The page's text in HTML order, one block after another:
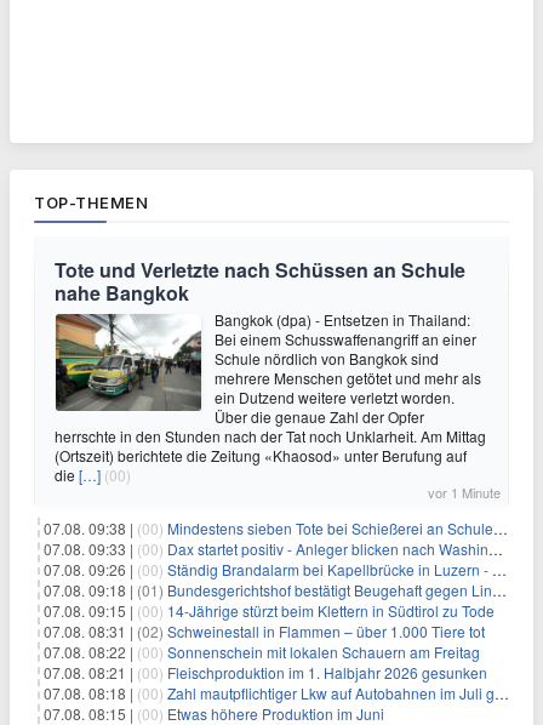
TOP-THEMEN
Tote und Verletzte nach Schüssen an Schule
nahe Bangkok
Bangkok (dpa) - Entsetzen in Thailand:
Bei einem Schusswaffenangriff an einer
Schule nördlich von Bangkok sind
mehrere Menschen getötet und mehr als
ein Dutzend weitere verletzt worden.
Über die genaue Zahl der Opfer
herrschte in den Stunden nach der Tat noch Unklarheit. Am Mittag
(Ortszeit) berichtete die Zeitung «Khaosod» unter Berufung auf
die […] (00)
vor 1 Minute
07.08. 09:38 | (00) Mindestens sieben Tote bei Schießerei an Schule nahe Bangkok
07.08. 09:33 | (00) Dax startet positiv - Anleger blicken nach Washington
07.08. 09:26 | (00) Ständig Brandalarm bei Kapellbrücke in Luzern - Spinnen?
07.08. 09:18 | (01) Bundesgerichtshof bestätigt Beugehaft gegen Lina E.
07.08. 09:15 | (00) 14-Jährige stürzt beim Klettern in Südtirol zu Tode
07.08. 08:31 | (02) Schweinestall in Flammen – über 1.000 Tiere tot
07.08. 08:22 | (00) Sonnenschein mit lokalen Schauern am Freitag
07.08. 08:21 | (00) Fleischproduktion im 1. Halbjahr 2026 gesunken
07.08. 08:18 | (00) Zahl mautpflichtiger Lkw auf Autobahnen im Juli gestiegen
07.08. 08:15 | (00) Etwas höhere Produktion im Juni